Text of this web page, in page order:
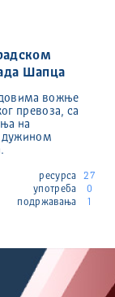
Шапца
вожње
превоза, са
на
дужином
ресурса
27
употреба
0
подржавања
1